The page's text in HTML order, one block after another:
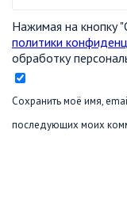
Нажимая на кнопку
политики
обработку
Сохранить моё имя,
последующих моих